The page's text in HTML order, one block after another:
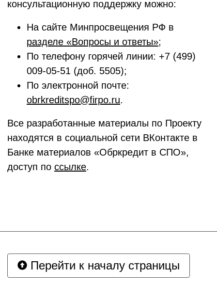
консультационную поддержку можно:
На сайте Минпросвещения РФ в
разделе «Вопросы и ответы»;
По телефону горячей линии: +7 (499)
009-05-51 (доб. 5505);
По электронной почте:
obrkreditspo@firpo.ru.
Все разработанные материалы по Проекту
находятся в социальной сети ВКонтакте в
Банке материалов «Обркредит в СПО»,
доступ по ссылке.
Перейти к началу страницы